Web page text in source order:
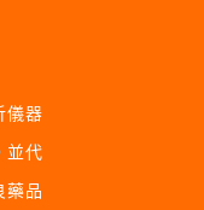
儀器
並代
藥品